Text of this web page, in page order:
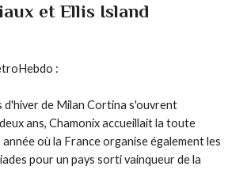
et Ellis Island
:
d'hiver de Milan Cortina s'ouvrent
ans, Chamonix accueillait la toute
où la France organise également les
pour un pays sorti vainqueur de la